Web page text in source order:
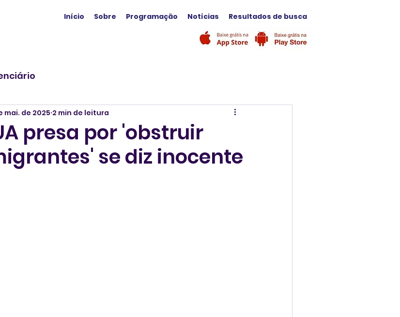
Início Sobre Programação Notícias Resultados de busca
presa por 'obstruir
se diz inocente
mai. de 2025 2 min de leitura